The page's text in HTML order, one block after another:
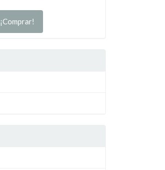
¡Comprar!